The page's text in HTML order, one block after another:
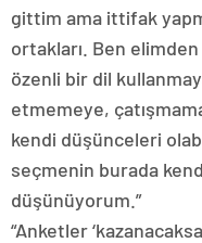
gittim ama ittifak
ortakları. Ben
özenli bir dil
etmemeye,
kendi düşünceleri
seçmenin burada
düşünüyorum.”
“Anketler